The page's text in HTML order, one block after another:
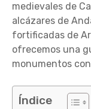
medievales de
alcázares de
fortificadas de
ofrecemos una
monumentos
Índice